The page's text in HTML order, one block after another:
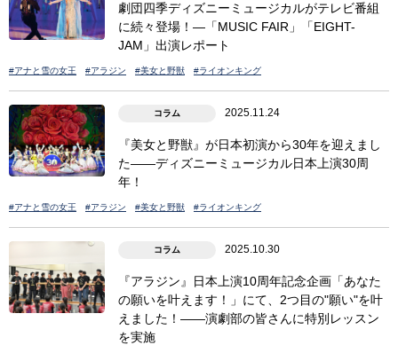
劇団四季ディズニーミュージカルがテレビ番組
に続々登場！―「MUSIC FAIR」「EIGHT-
JAM」出演レポート
#アナと雪の女王 #アラジン #美女と野獣 #ライオンキング
コラム 2025.11.24
『美女と野獣』が日本初演から30年を迎えまし
た――ディズニーミュージカル日本上演30周
年！
#アナと雪の女王 #アラジン #美女と野獣 #ライオンキング
コラム 2025.10.30
『アラジン』日本上演10周年記念企画「あなた
の願いを叶えます！」にて、2つ目の"願い"を叶
えました！――演劇部の皆さんに特別レッスン
を実施